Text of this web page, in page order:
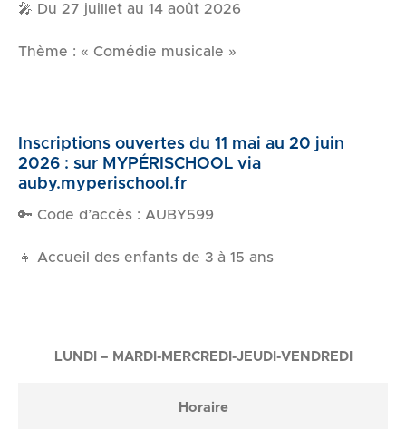
🎤 Du 27 juillet au 14 août 2026
Thème : « Comédie musicale »
Inscriptions ouvertes du 11 mai au 20 juin
2026 : sur MYPÉRISCHOOL via
auby.myperischool.fr
🔑 Code d’accès : AUBY599
👧 Accueil des enfants de 3 à 15 ans
LUNDI – MARDI-MERCREDI-JEUDI-VENDREDI
Horaire